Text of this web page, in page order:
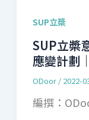
SUP立槳
SUP立槳
應變計劃
ODoor / 2022-
編撰：